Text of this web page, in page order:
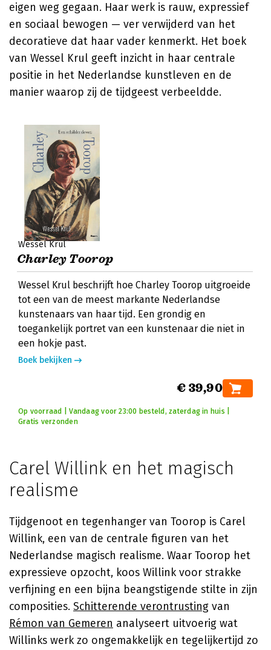
eigen weg gegaan. Haar werk is rauw, expressief
en sociaal bewogen — ver verwijderd van het
decoratieve dat haar vader kenmerkt. Het boek
van Wessel Krul geeft inzicht in haar centrale
positie in het Nederlandse kunstleven en de
manier waarop zij de tijdgeest verbeeldde.
Wessel Krul
Charley Toorop
Wessel Krul beschrijft hoe Charley Toorop uitgroeide
tot een van de meest markante Nederlandse
kunstenaars van haar tijd. Een grondig en
toegankelijk portret van een kunstenaar die niet in
een hokje past.
Boek bekijken
€ 39,90
Op voorraad | Vandaag voor 23:00 besteld, zaterdag in huis |
Gratis verzonden
Carel Willink en het magisch
realisme
Tijdgenoot en tegenhanger van Toorop is Carel
Willink, een van de centrale figuren van het
Nederlandse magisch realisme. Waar Toorop het
expressieve opzocht, koos Willink voor strakke
verfijning en een bijna beangstigende stilte in zijn
composities. Schitterende verontrusting van
Rémon van Gemeren analyseert uitvoerig wat
Willinks werk zo ongemakkelijk en tegelijkertijd zo